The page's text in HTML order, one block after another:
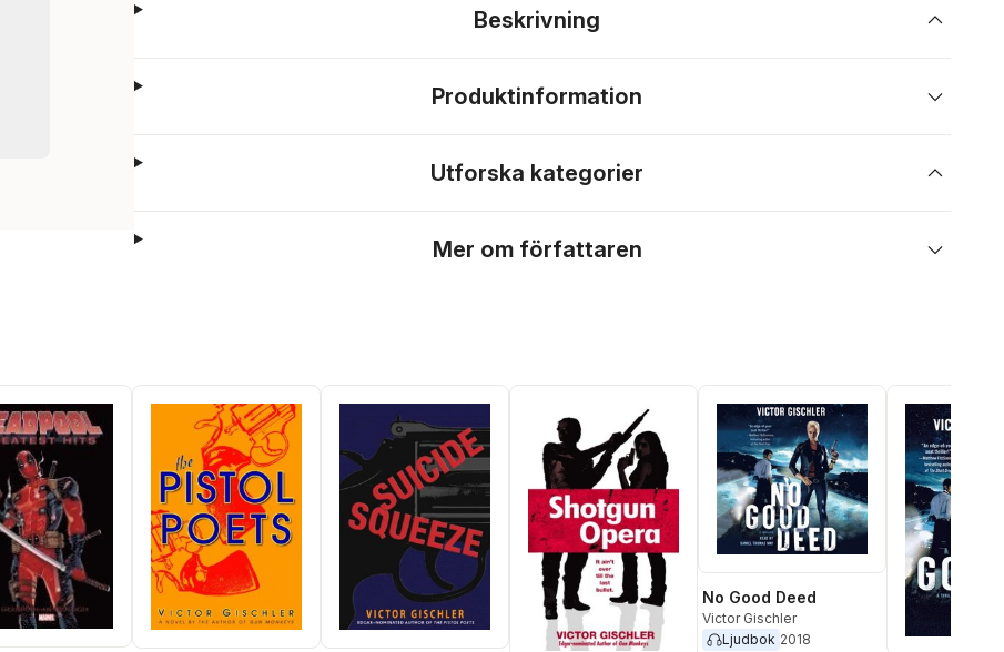
Beskrivning
Produktinformation
Utforska kategorier
Mer om författaren
No Good Deed
Victor Gischler
Ljudbok 2018